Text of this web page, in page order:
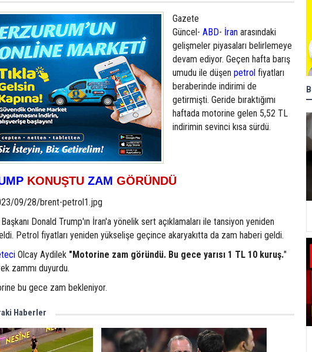
Gazete
Güncel- ABD- İran arasındaki
gelişmeler piyasaları belirlemeye
devam ediyor. Geçen hafta barış
umudu ile düşen petrol fiyatları
beraberinde indirimi de
getirmişti. Geride bıraktığımı
haftada motorine gelen 5,52 TL
indirimin sevinci kısa sürdü.
KONUŞTU ZAM GÖRÜNDÜ
Donald Trump'ın İran'a yönelik sert açıklamaları ile tansiyon yeniden
Petrol fiyatları yeniden yükselişe geçince akaryakıtta da zam haberi geldi.
Olcay Aydilek "Motorine zam göründü. Bu gece yarısı 1 TL 10 kuruş."
zammı duyurdu.
bu gece zam bekleniyor.
Haberler